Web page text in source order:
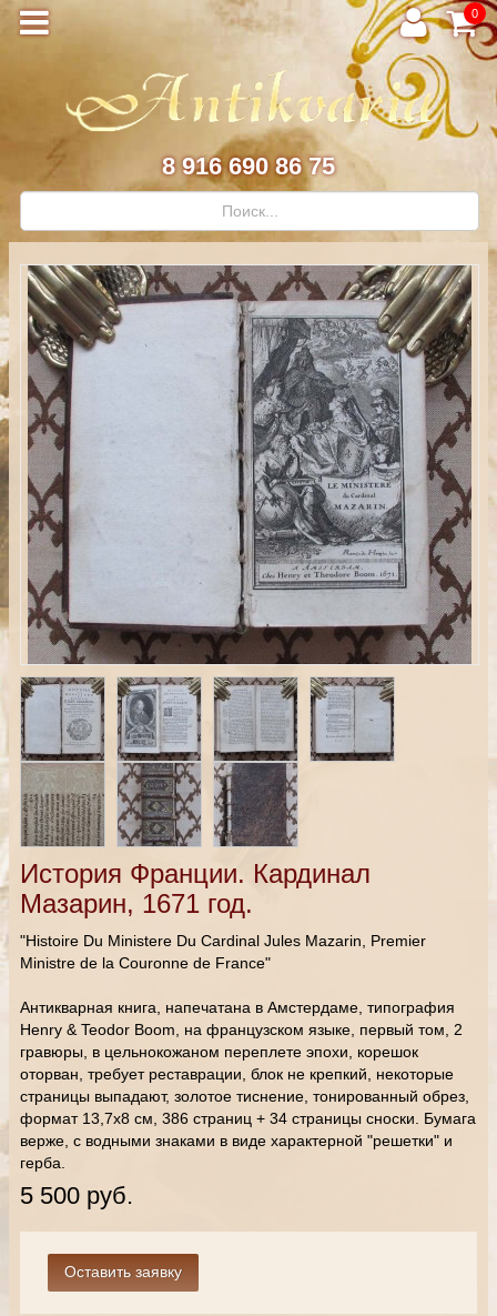
0
8 916 690 86 75
История Франции. Кардинал
Мазарин, 1671 год.
"Histoire Du Ministere Du Cardinal Jules Mazarin, Premier
Ministre de la Couronne de France"
Антикварная книга, напечатана в Амстердаме, типография
Henry & Teodor Boom, на французском языке, первый том, 2
гравюры, в цельнокожаном переплете эпохи, корешок
оторван, требует реставрации, блок не крепкий, некоторые
страницы выпадают, золотое тиснение, тонированный обрез,
формат 13,7х8 см, 386 страниц + 34 страницы сноски. Бумага
верже, с водными знаками в виде характерной "решетки" и
герба.
5 500 руб.